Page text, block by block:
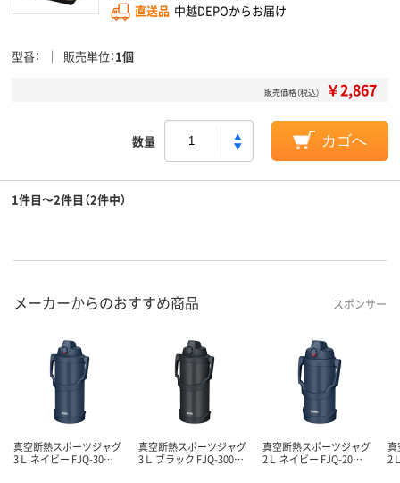
直送品 中越DEPOからお届け
型番 販売単位 1個
販売価格（税込） ￥2,867
数量 カゴへ
1件目～2件目（2件中）
メーカーからのおすすめ商品 スポンサー
真空断熱スポーツジャグ
3Ｌ ネイビー FJQ-30…
真空断熱スポーツジャグ
3Ｌ ブラック FJQ-300…
真空断熱スポーツジャグ
2Ｌ ネイビー FJQ-20…
真
2